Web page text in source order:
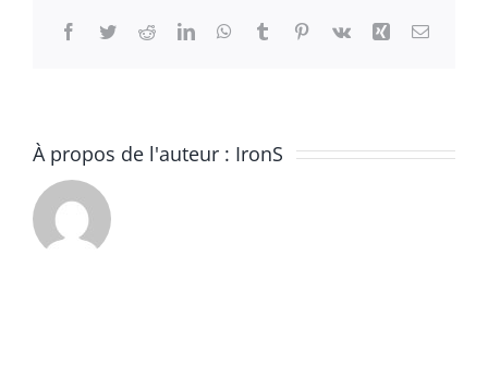
Facebook
TwitterRedditLinkedInWhatsApp
TumblrPinterest
Vk Xing Email
À propos de l'auteur : IronS